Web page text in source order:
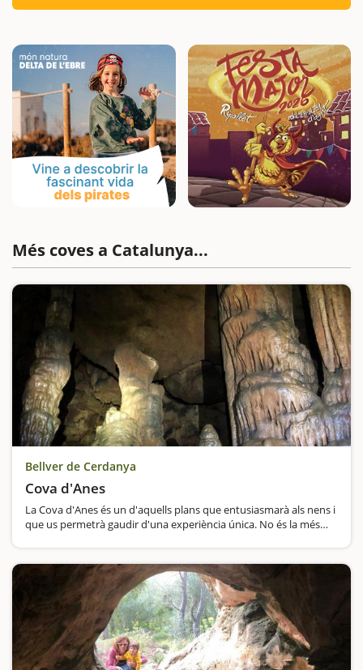
Més coves a Catalunya...
Bellver de Cerdanya
Cova d'Anes
La Cova d'Anes és un d'aquells plans que entusiasmarà als nens i
que us permetrà gaudir d'una experiència única. No és la més